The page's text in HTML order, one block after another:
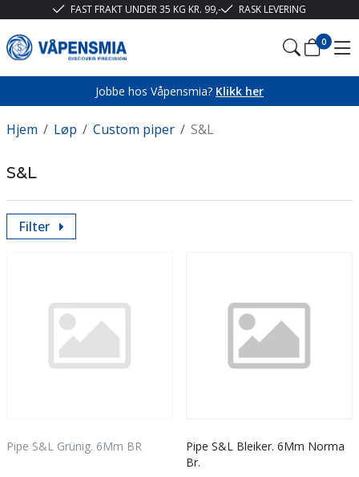
FAST FRAKT UNDER 35 KG KR. 99,- RASK LEVERING
0
Jobbe hos Våpensmia? Klikk her
/
Hjem /
Løp /
Custom piper S&L
S&L
Filter
Pipe S&L Grünig. 6Mm BR
Pipe S&L Bleiker. 6Mm Norma
Br.